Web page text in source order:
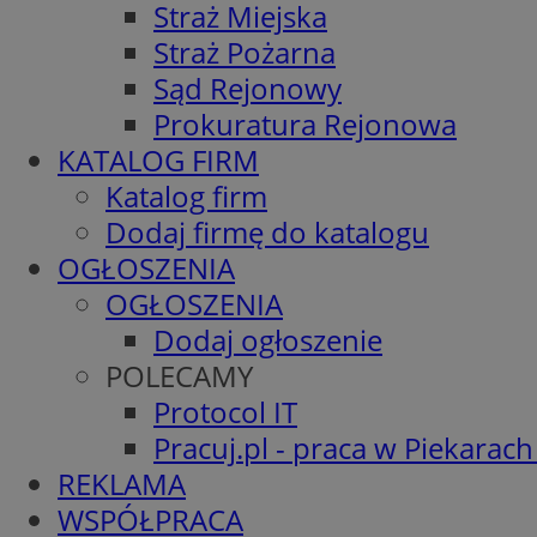
Straż Miejska
Straż Pożarna
Sąd Rejonowy
Prokuratura Rejonowa
KATALOG FIRM
Katalog firm
Dodaj firmę do katalogu
OGŁOSZENIA
OGŁOSZENIA
Dodaj ogłoszenie
POLECAMY
Protocol IT
Pracuj.pl - praca w
REKLAMA
WSPÓŁPRACA